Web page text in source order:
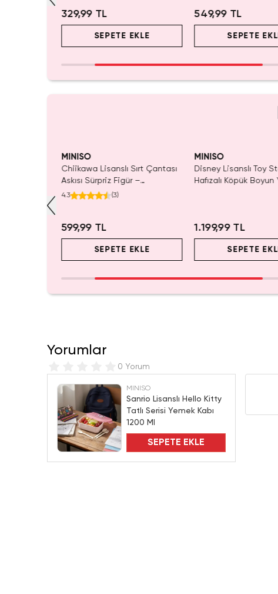
329,99 TL
SEPETE EKLE
549,99 TL
SEPETE
MINISO
Chiikawa Lisanslı Sırt Çantası
Askısı Sürpriz Figür –
Koleksiyonluk Blind Box
4.3 (3)
599,99 TL
SEPETE EKLE
MINISO
Disney Lisanslı Toy
Hafızalı Köpük Boyun
1.199,99 TL
SEPETE
Yorumlar
0 Yorum
MINISO
Sanrio Lisanslı Hello Kitty
Tatlı Serisi Yemek Kabı
1200 Ml
SEPETE EKLE